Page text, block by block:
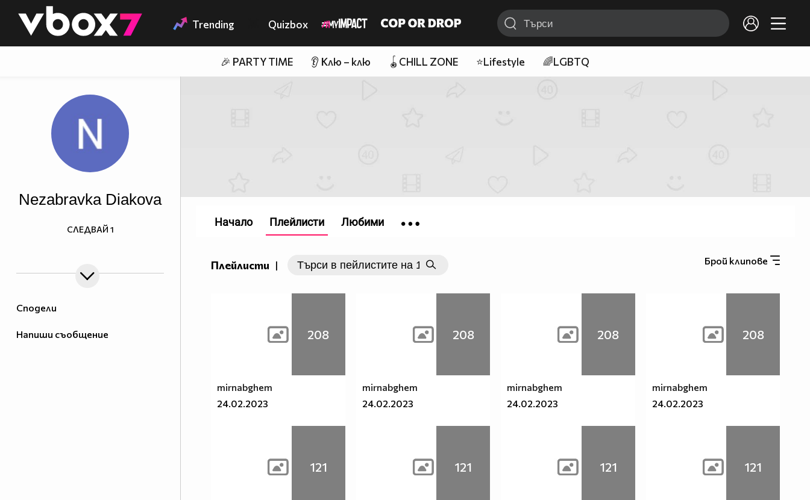
👾 Trending Quizbox
🎉 PARTY TIME 👂 Клю – клю 🪀CHILL ZONE ⭐Lifestyle 🌈LGBTQ
Сподели
Напиши съобщение
Nezabravka Diakova
СЛЕДВАЙ 1
Плейлисти | Брой клипове
208
mirnabghem
24.02.2023
208
mirnabghem
24.02.2023
208
mirnabghem
24.02.2023
208
mirnabghem
24.02.2023
121 121 121 121
Начало Плейлисти Любими